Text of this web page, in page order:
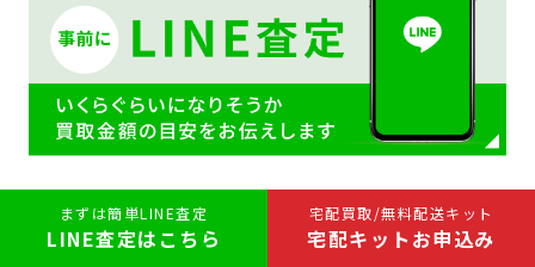
宅配買取/無料配送キット
宅配キットお申込み
まずは簡単LINE査定
LINE査定はこちら
フェンディ財布の買取実績